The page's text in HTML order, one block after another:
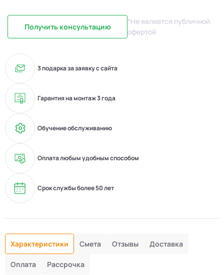
Получить консультацию
*Не является публичной
офертой
3 подарка за заявку с сайта
Гарантия на монтаж 3 года
Обучение обслуживанию
Оплата любым удобным способом
Срок службы более 50 лет
Характеристики Смета Отзывы Доставка
Оплата Рассрочка